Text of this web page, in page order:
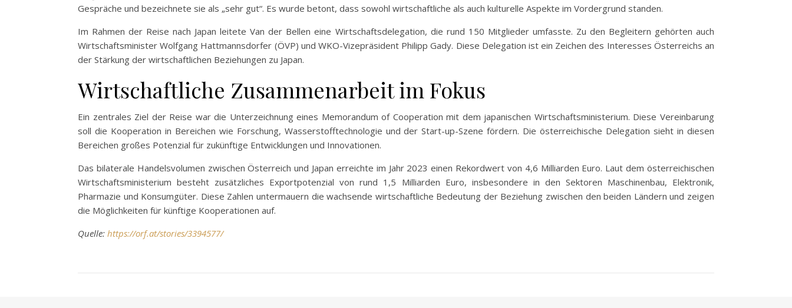
Gespräche und bezeichnete sie als „sehr gut“. Es wurde betont, dass sowohl wirtschaftliche als auch kulturelle Aspekte im Vordergrund standen.
Im Rahmen der Reise nach Japan leitete Van der Bellen eine Wirtschaftsdelegation, die rund 150 Mitglieder umfasste. Zu den Begleitern gehörten auch
Wirtschaftsminister Wolfgang Hattmannsdorfer (ÖVP) und WKO-Vizepräsident Philipp Gady. Diese Delegation ist ein Zeichen des Interesses Österreichs an
der Stärkung der wirtschaftlichen Beziehungen zu Japan.
Wirtschaftliche Zusammenarbeit im Fokus
Ein zentrales Ziel der Reise war die Unterzeichnung eines Memorandum of Cooperation mit dem japanischen Wirtschaftsministerium. Diese Vereinbarung
soll die Kooperation in Bereichen wie Forschung, Wasserstofftechnologie und der Start-up-Szene fördern. Die österreichische Delegation sieht in diesen
Bereichen großes Potenzial für zukünftige Entwicklungen und Innovationen.
Das bilaterale Handelsvolumen zwischen Österreich und Japan erreichte im Jahr 2023 einen Rekordwert von 4,6 Milliarden Euro. Laut dem österreichischen
Wirtschaftsministerium besteht zusätzliches Exportpotenzial von rund 1,5 Milliarden Euro, insbesondere in den Sektoren Maschinenbau, Elektronik,
Pharmazie und Konsumgüter. Diese Zahlen untermauern die wachsende wirtschaftliche Bedeutung der Beziehung zwischen den beiden Ländern und zeigen
die Möglichkeiten für künftige Kooperationen auf.
Quelle: https://orf.at/stories/3394577/